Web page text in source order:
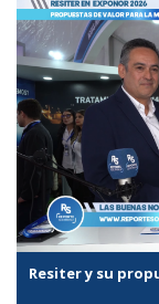
Resiter y su